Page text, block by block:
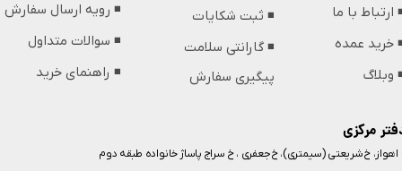
مرکزی
اهواز، خ شریعتی (سیمتری)، خ جعفری ، خ سراج پاساژ خانواده طبقه دوم
◾️ رویه ارسال سفارش
◾️ سوالات متداول
◾️ راهنمای خرید
ارتباط با ما
خرید عمده
وبلاگ
◾️ ثبت شکایات
◾️ گارانتی سلامت
پیگیری سفارش